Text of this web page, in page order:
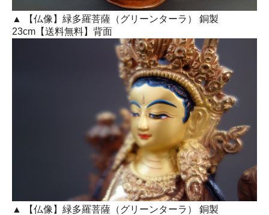
▲ 【仏像】緑多羅菩薩（グリーンターラ） 銅製
23cm【送料無料】背面
▲ 【仏像】緑多羅菩薩（グリーンターラ） 銅製